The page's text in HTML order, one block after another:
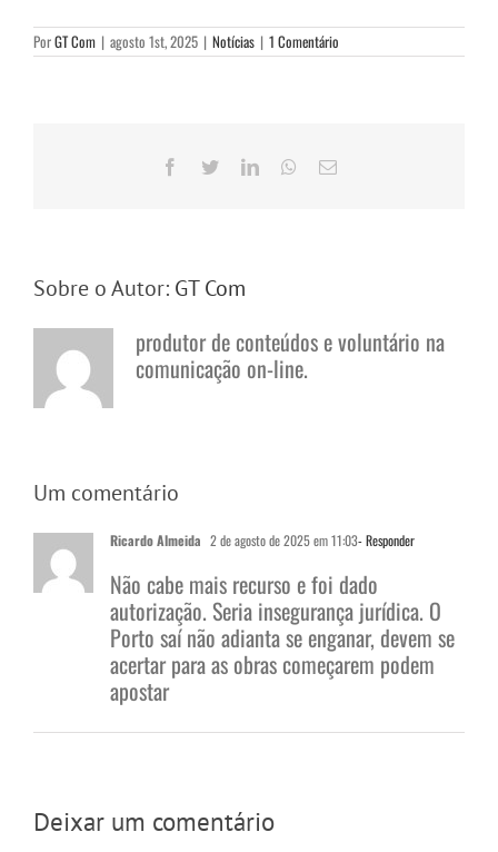
PorGT Com | agosto 1st, 2025 | Notícias | 1 Comentário
Facebook
TwitterLinkedInWhatsApp
E-
Sobre o Autor: GT Com
produtor de conteúdos e voluntário na
comunicação on-line.
Um comentário
Ricardo Almeida 2 de agosto de 2025 em 11:03- Responder
Não cabe mais recurso e foi dado
autorização. Seria insegurança jurídica. O
Porto saí não adianta se enganar, devem se
acertar para as obras começarem podem
apostar
Deixar um comentário